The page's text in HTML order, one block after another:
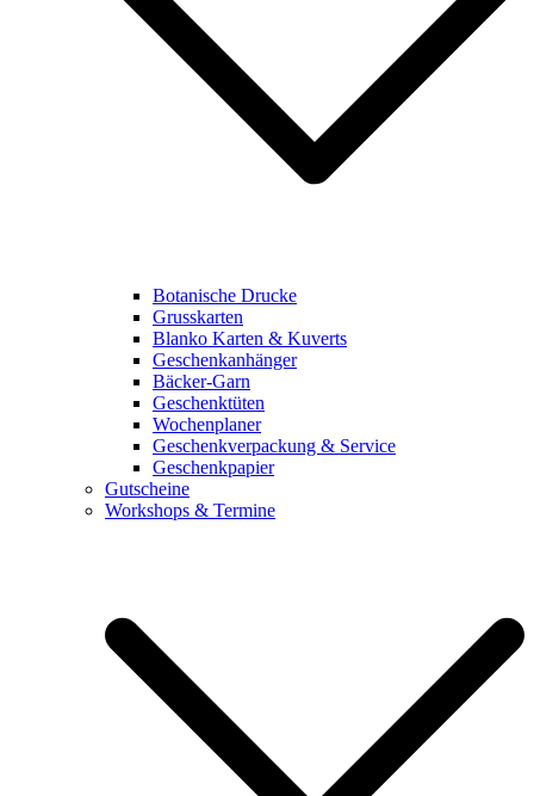
Botanische Drucke
Grusskarten
Blanko Karten & Kuverts
Geschenkanhänger
Bäcker-Garn
Geschenktüten
Wochenplaner
Geschenkverpackung & Service
Geschenkpapier
Gutscheine
Workshops & Termine